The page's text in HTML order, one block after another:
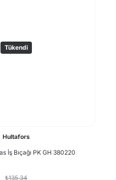
Tükendi
Hultafors
İş Bıçağı PK GH 380220
₺135,34